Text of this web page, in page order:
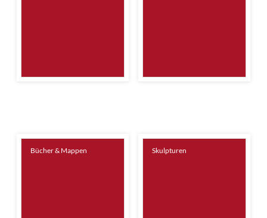
Bücher & Mappen Skulpturen